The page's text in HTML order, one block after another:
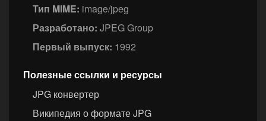
Тип MIME: image/jpeg
Разработано: JPEG Group
Первый выпуск: 1992
Полезные ссылки и ресурсы
JPG конвертер
Википедия о формате JPG